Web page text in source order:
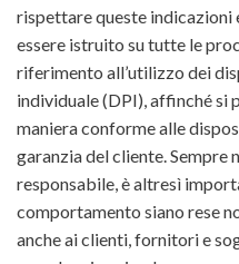
rispettare queste indicazioni
essere istruito su tutte le
riferimento all’utilizzo dei
individuale (DPI), affinché si
maniera conforme alle
garanzia del cliente. Sempre
responsabile, è altresì
comportamento siano rese
anche ai clienti, fornitori e